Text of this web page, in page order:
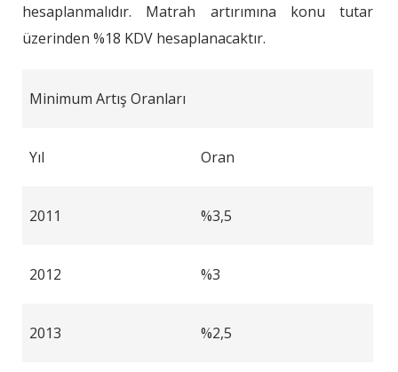
hesaplanmalıdır. Matrah artırımına konu tutar
üzerinden %18 KDV hesaplanacaktır.
Minimum Artış Oranları
Yıl Oran
2011 %3,5
2012 %3
2013 %2,5